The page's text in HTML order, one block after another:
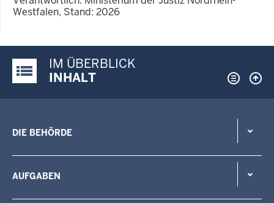
Westfalen, Stand: 2026
Justiz-Portal im Überblick:
IM ÜBERBLICK
INHALT
DIE BEHÖRDE
AUFGABEN